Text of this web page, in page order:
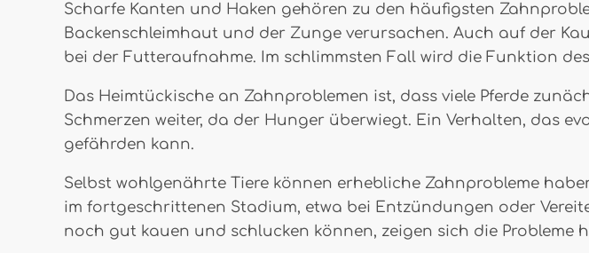
Scharfe Kanten und Haken gehören zu den häufigsten
Backenschleimhaut und der Zunge verursachen. Auch auf der
bei der Futteraufnahme. Im schlimmsten Fall wird die Funktion
Das Heimtückische an Zahnproblemen ist, dass viele Pferde
Schmerzen weiter, da der Hunger überwiegt. Ein Verhalten, das
gefährden kann.
Selbst wohlgenährte Tiere können erhebliche Zahnprobleme
im fortgeschrittenen Stadium, etwa bei Entzündungen oder
noch gut kauen und schlucken können, zeigen sich die Probleme